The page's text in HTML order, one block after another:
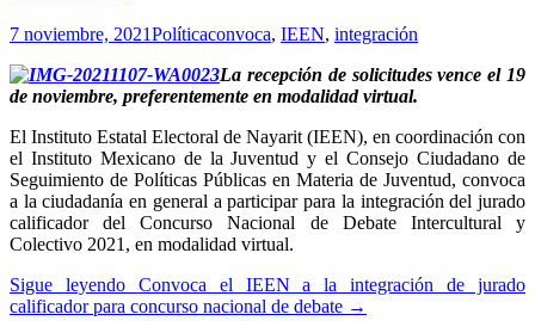
7 noviembre, 2021Políticaconvoca, IEEN, integración
La recepción de solicitudes vence el 19
de noviembre, preferentemente en modalidad virtual.
El Instituto Estatal Electoral de Nayarit (IEEN), en coordinación con
el Instituto Mexicano de la Juventud y el Consejo Ciudadano de
Seguimiento de Políticas Públicas en Materia de Juventud, convoca
a la ciudadanía en general a participar para la integración del jurado
cali­ficador del Concurso Nacional de Debate Intercultural y
Colectivo 2021, en modalidad virtual.
Sigue leyendo Convoca el IEEN a la integración de jurado
calificador para concurso nacional de debate →